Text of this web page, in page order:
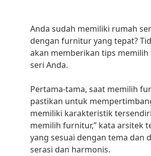
Anda sudah memiliki rumah
dengan furnitur yang tepat?
akan memberikan tips
seri Anda.
Pertama-tama, saat memilih
pastikan untuk
memiliki karakteristik
memilih furnitur,” kata arsitek
yang sesuai dengan tema dan
serasi dan harmonis.